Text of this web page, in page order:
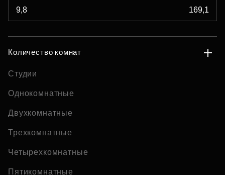
Количество комнат
Студии
Однокомнатные
Двухкомнатные
Трехкомнатные
Четырехкомнатные
Пятикомнатные